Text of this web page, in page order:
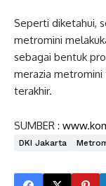
Seperti diketahui,
metromini
sebagai bentuk
merazia metromini
terakhir.
SUMBER :
DKI Jakarta